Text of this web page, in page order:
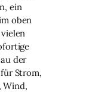
ein
oben
der
Strom,
Wind,